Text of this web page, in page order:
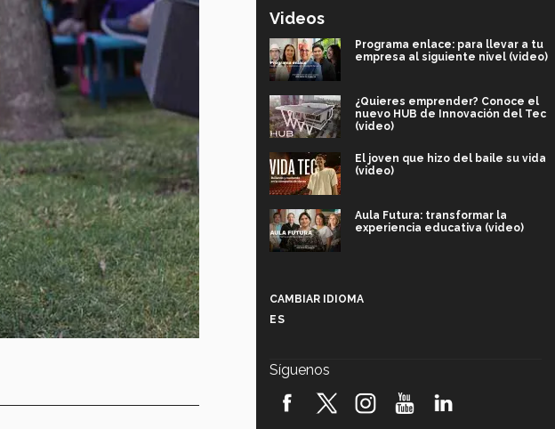
Videos
Programa enlace: para llevar a tu
empresa al siguiente nivel (video)
¿Quieres emprender? Conoce el
nuevo HUB de Innovación del Tec
(video)
El joven que hizo del baile su vida
(video)
Aula Futura: transformar la
experiencia educativa (video)
robótica FIRST 2026! (video)
CAMBIAR IDIOMA
ES
Síguenos